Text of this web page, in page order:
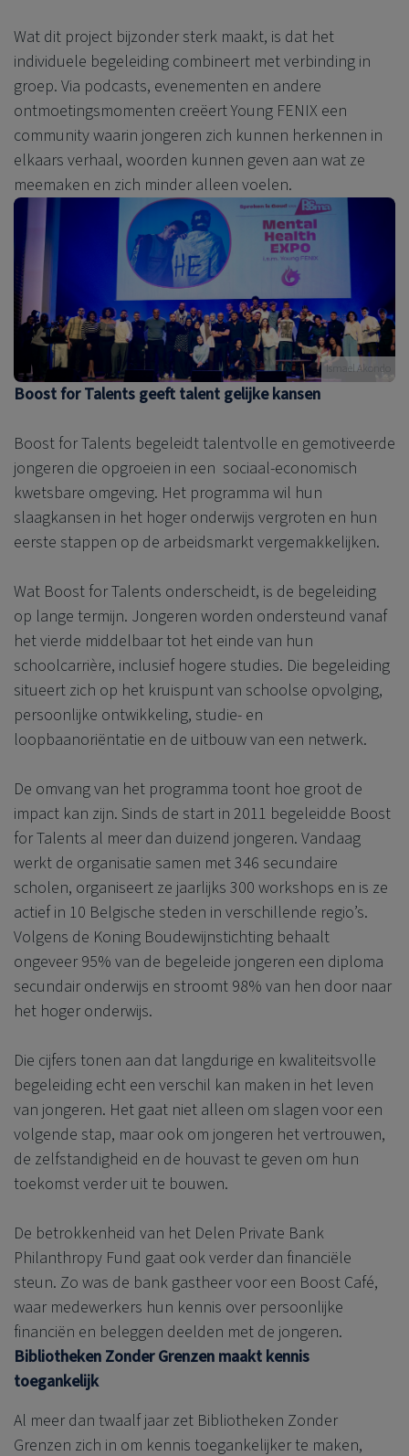
Wat dit project bijzonder sterk maakt, is dat het
individuele begeleiding combineert met verbinding in
groep. Via podcasts, evenementen en andere
ontmoetingsmomenten creëert Young FENIX een
community waarin jongeren zich kunnen herkennen in
elkaars verhaal, woorden kunnen geven aan wat ze
meemaken en zich minder alleen voelen.
Ismael Akondo
Boost for Talents geeft talent gelijke kansen
Boost for Talents begeleidt talentvolle en gemotiveerde
jongeren die opgroeien in een sociaal-economisch
kwetsbare omgeving. Het programma wil hun
slaagkansen in het hoger onderwijs vergroten en hun
eerste stappen op de arbeidsmarkt vergemakkelijken.
Wat Boost for Talents onderscheidt, is de begeleiding
op lange termijn. Jongeren worden ondersteund vanaf
het vierde middelbaar tot het einde van hun
schoolcarrière, inclusief hogere studies. Die begeleiding
situeert zich op het kruispunt van schoolse opvolging,
persoonlijke ontwikkeling, studie- en
loopbaanoriëntatie en de uitbouw van een netwerk.
De omvang van het programma toont hoe groot de
impact kan zijn. Sinds de start in 2011 begeleidde Boost
for Talents al meer dan duizend jongeren. Vandaag
werkt de organisatie samen met 346 secundaire
scholen, organiseert ze jaarlijks 300 workshops en is ze
actief in 10 Belgische steden in verschillende regio’s.
Volgens de Koning Boudewijnstichting behaalt
ongeveer 95% van de begeleide jongeren een diploma
secundair onderwijs en stroomt 98% van hen door naar
het hoger onderwijs.
Die cijfers tonen aan dat langdurige en kwaliteitsvolle
begeleiding echt een verschil kan maken in het leven
van jongeren. Het gaat niet alleen om slagen voor een
volgende stap, maar ook om jongeren het vertrouwen,
de zelfstandigheid en de houvast te geven om hun
toekomst verder uit te bouwen.
De betrokkenheid van het Delen Private Bank
Philanthropy Fund gaat ook verder dan financiële
steun. Zo was de bank gastheer voor een Boost Café,
waar medewerkers hun kennis over persoonlijke
financiën en beleggen deelden met de jongeren.
Bibliotheken Zonder Grenzen maakt kennis
toegankelijk
Al meer dan twaalf jaar zet Bibliotheken Zonder
Grenzen zich in om kennis toegankelijker te maken,